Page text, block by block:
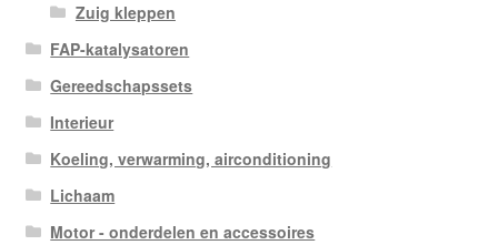
Zuig kleppen
FAP-katalysatoren
Gereedschapssets
Interieur
Koeling, verwarming, airconditioning
Lichaam
Motor - onderdelen en accessoires